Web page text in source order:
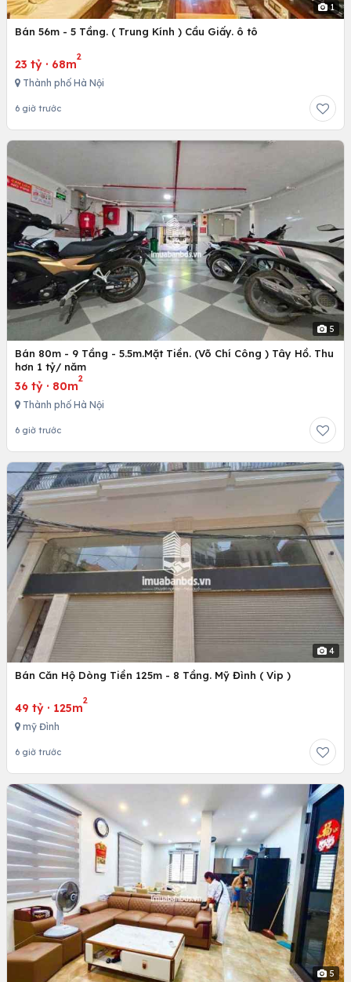
1
Bán 56m - 5 Tầng. ( Trung Kính ) Cầu Giấy. ô tô
23 tỷ · 68m
2
Thành phố Hà Nội
6 giờ trước
5
Bán 80m - 9 Tầng - 5.5m.Mặt Tiền. (Võ Chí Công ) Tây Hồ. Thu
hơn 1 tỷ/ năm
36 tỷ · 80m
2
Thành phố Hà Nội
6 giờ trước
4
Bán Căn Hộ Dòng Tiền 125m - 8 Tầng. Mỹ Đình ( Vip )
49 tỷ · 125m
2
mỹ Đình
6 giờ trước
5